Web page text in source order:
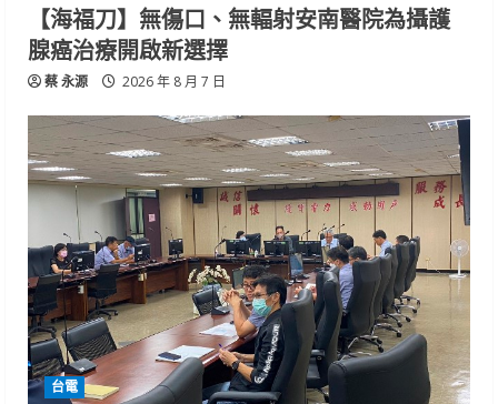
【海福刀】無傷口、無輻射安南醫院為攝護
腺癌治療開啟新選擇
蔡 永源 2026 年 8 月 7 日
台電